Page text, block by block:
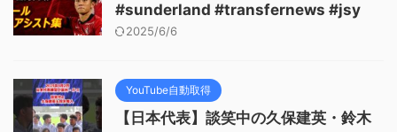
#sunderland #transfernews #jsy
2025/6/6
YouTube自動取得
【日本代表】談笑中の久保建英・鈴木